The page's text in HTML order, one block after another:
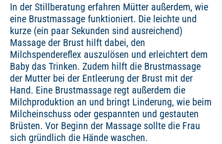
In der Stillberatung erfahren Mütter außerdem, wie
eine Brustmassage funktioniert. Die leichte und
kurze (ein paar Sekunden sind ausreichend)
Massage der Brust hilft dabei, den
Milchspendereflex auszulösen und erleichtert dem
Baby das Trinken. Zudem hilft die Brustmassage
der Mutter bei der Entleerung der Brust mit der
Hand. Eine Brustmassage regt außerdem die
Milchproduktion an und bringt Linderung, wie beim
Milcheinschuss oder gespannten und gestauten
Brüsten. Vor Beginn der Massage sollte die Frau
sich gründlich die Hände waschen.